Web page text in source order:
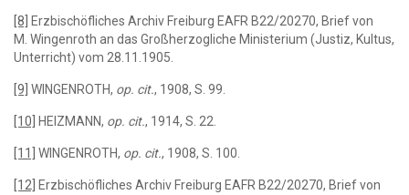
[8]
Erzbischöfliches Archiv Freiburg EAFR B22/20270, Brief von
M. Wingenroth an das Großherzogliche Ministerium (Justiz, Kultus,
Unterricht) vom 28.11.1905.
[9] WINGENROTH, op. cit., 1908, S. 99.
[10] HEIZMANN, op. cit., 1914, S. 22.
[11] WINGENROTH, op. cit., 1908, S. 100.
[12]
Erzbischöfliches Archiv Freiburg EAFR B22/20270, Brief von